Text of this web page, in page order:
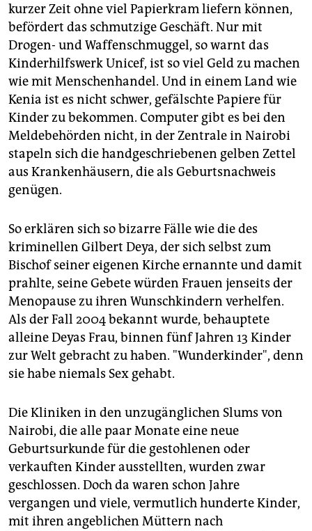
kurzer Zeit ohne viel Papierkram liefern können,
befördert das schmutzige Geschäft. Nur mit
Drogen- und Waffenschmuggel, so warnt das
Kinderhilfswerk Unicef, ist so viel Geld zu machen
wie mit Menschenhandel. Und in einem Land wie
Kenia ist es nicht schwer, gefälschte Papiere für
Kinder zu bekommen. Computer gibt es bei den
Meldebehörden nicht, in der Zentrale in Nairobi
stapeln sich die handgeschriebenen gelben Zettel
aus Krankenhäusern, die als Geburtsnachweis
genügen.
So erklären sich so bizarre Fälle wie die des
kriminellen Gilbert Deya, der sich selbst zum
Bischof seiner eigenen Kirche ernannte und damit
prahlte, seine Gebete würden Frauen jenseits der
Menopause zu ihren Wunschkindern verhelfen.
Als der Fall 2004 bekannt wurde, behauptete
alleine Deyas Frau, binnen fünf Jahren 13 Kinder
zur Welt gebracht zu haben. "Wunderkinder", denn
sie habe niemals Sex gehabt.
Die Kliniken in den unzugänglichen Slums von
Nairobi, die alle paar Monate eine neue
Geburtsurkunde für die gestohlenen oder
verkauften Kinder ausstellten, wurden zwar
geschlossen. Doch da waren schon Jahre
vergangen und viele, vermutlich hunderte Kinder,
mit ihren angeblichen Müttern nach